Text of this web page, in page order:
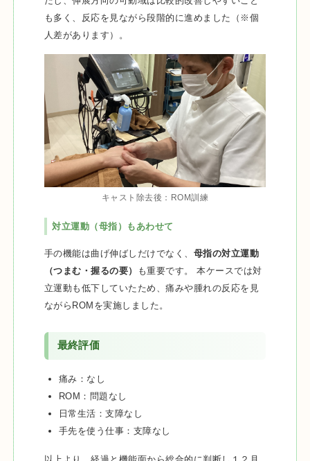
も多く、反応を見ながら段階的に進めました（※個
人差があります）。
キャスト除去後：ROM訓練
対立運動（母指）もあわせて
手の機能は曲げ伸ばしだけでなく、 母指の対立運動
（つまむ・握るの要）
も重要です。 本ケースでは対
立運動も低下していたため、痛みや腫れの反応を見
ながらROMを実施しました。
最終評価
痛み：なし
ROM：問題なし
日常生活：支障なし
手先を使う仕事：支障なし